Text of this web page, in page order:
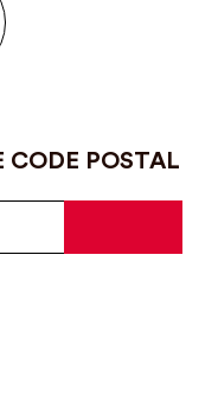
CODE POSTAL